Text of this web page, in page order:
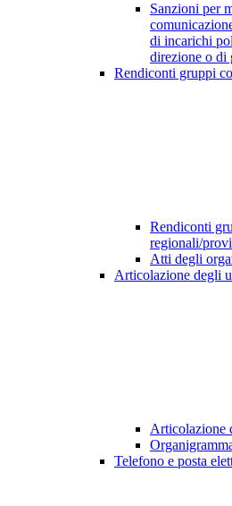
Sanzioni per
di incarichi
direzione o di
Rendiconti gruppi
Rendiconti
regionali/
Atti degli
Articolazione degli
Articolazione
Telefono e posta